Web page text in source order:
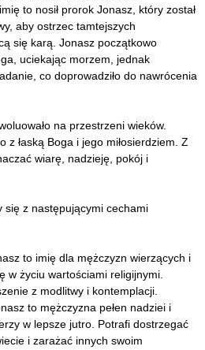
to nosił prorok Jonasz, który został
aby ostrzec tamtejszych
się karą. Jonasz początkowo
uciekając morzem, jednak
co doprowadziło do nawrócenia
na przestrzeni wieków.
z łaską Boga i jego miłosierdziem. Z
wiarę, nadzieję, pokój i
się z następującymi cechami
to imię dla mężczyzn wierzących i
w życiu wartościami religijnymi.
z modlitwy i kontemplacji.
to mężczyzna pełen nadziei i
w lepsze jutro. Potrafi dostrzegać
i zarażać innych swoim